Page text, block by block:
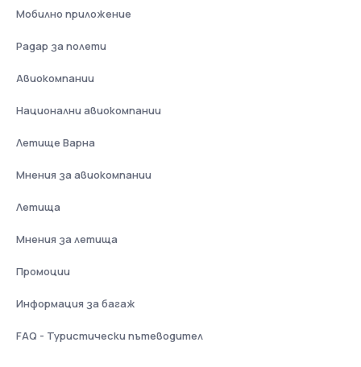
Мобилно приложение
Радар за полети
Авиокомпании
Национални авиокомпании
Летище Варна
Мнения за авиокомпании
Летища
Мнения за летища
Промоции
Информация за багаж
FAQ - Туристически пътеводител